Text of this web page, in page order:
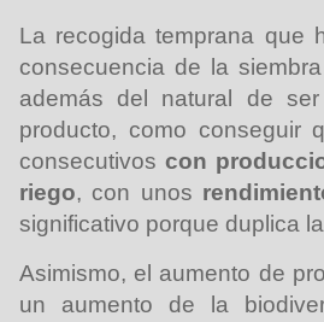
La recogida temprana que
consecuencia de la
además del natural de
producto, como conseguir
consecutivos con
riego, con unos
significativo porque duplica
Asimismo, el aumento de
un aumento de la